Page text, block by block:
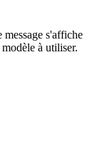
s'affiche
à utiliser.